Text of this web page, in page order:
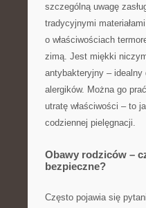
szczególną uwagę
tradycyjnymi
o właściwościach
zimą. Jest miękki
antybakteryjny –
alergików. Można go
utratę właściwości – to
codziennej pielęgnacji.
Obawy rodziców –
bezpieczne?
Często pojawia się